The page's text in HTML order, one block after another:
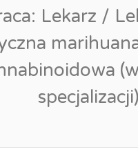
Lekarz /
specjalizacji)